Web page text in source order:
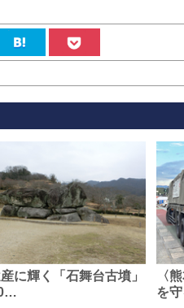
に輝く「石舞台古墳」
〈
を